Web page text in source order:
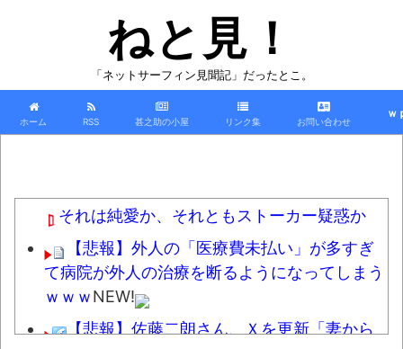
ねと見！
「ネットサーフィン見聞記」だったとこ。
ホーム RSS 甚之助の小屋 リンク集 お問い合わせ
ｗ
それは純愛か、それともストーカー疑惑か
【悲報】外人の「医療費未払い」が多すぎ
て病院が外人の治療を断るようになってしまう
ｗｗｗNEW!
【悲報】佐藤二朗さん、Ｘを更新「妻から